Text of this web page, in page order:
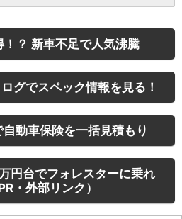
！？ 新車不足で人気沸騰
グでスペック情報を見る！
自動車保険を一括見積もり
円台でフォレスターに乗れ
・外部リンク）